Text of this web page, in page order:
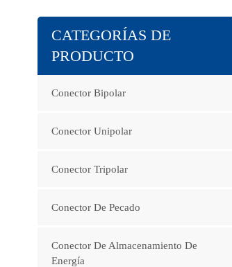
CATEGORÍAS DE
PRODUCTO
Conector Bipolar
Conector Unipolar
Conector Tripolar
Conector De Pecado
Conector De Almacenamiento De
Energía